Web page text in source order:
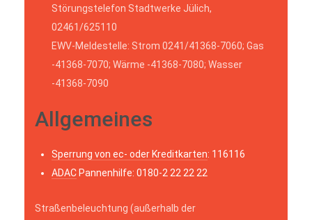
Störungstelefon Stadtwerke Jülich,
02461/625110
EWV-Meldestelle: Strom 0241/41368-7060; Gas
-41368-7070; Wärme -41368-7080; Wasser
-41368-7090
Allgemeines
Sperrung von ec- oder Kreditkarten: 116116
ADAC Pannenhilfe: 0180-2 22 22 22
Straßenbeleuchtung (außerhalb der